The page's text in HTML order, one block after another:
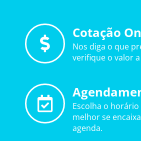
Cotação
Nos diga o que
verifique o valor
Escolha o
melhor se
agenda.